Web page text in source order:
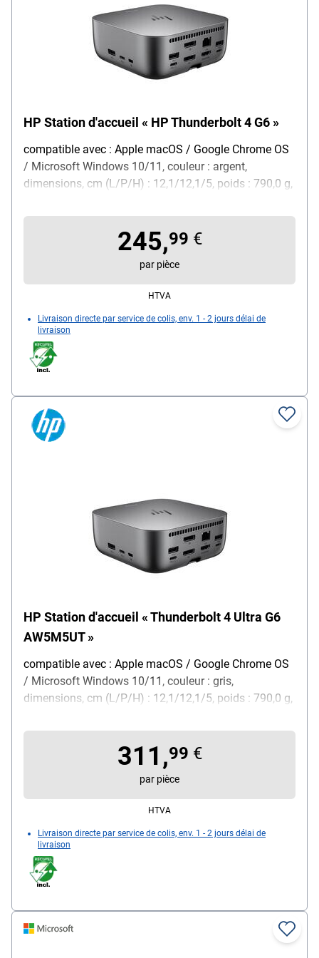
HP Station d'accueil « HP Thunderbolt 4 G6 »
compatible avec : Apple macOS / Google Chrome OS
/ Microsoft Windows 10/11, couleur : argent,
dimensions, cm (L/P/H) : 12,1/12,1/5, poids : 790,0 g,
d'alimentation 230 W / câble Thunderbolt™ 4 (1 m) /
cordon d'alimentation / notice d'utilisation / carte de
245,99 €
par pièce
HTVA
Livraison directe par service de colis, env. 1 - 2 jours délai de
livraison
HP Station d'accueil « Thunderbolt 4 Ultra G6
AW5M5UT »
compatible avec : Apple macOS / Google Chrome OS
/ Microsoft Windows 10/11, couleur : gris,
dimensions, cm (L/P/H) : 12,1/12,1/5, poids : 790,0 g,
d'alimentation de 330 watts / câble combiné
Thunderbolt™ 4 et 4,5 mm (1 m) / câble
d'alimentation / notice d'utilisation / carte de garantie
311,99 €
par pièce
HTVA
Livraison directe par service de colis, env. 1 - 2 jours délai de
livraison